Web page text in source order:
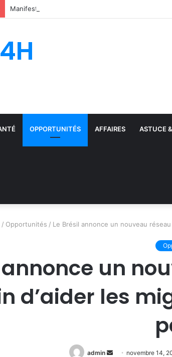
OPPORTUNITÉS AFFAIRES ASTUCE
/ Opportunités / Le Brésil annonce un nouveau
annonce un
d’aider les
admin
Envoyernovembre 14,